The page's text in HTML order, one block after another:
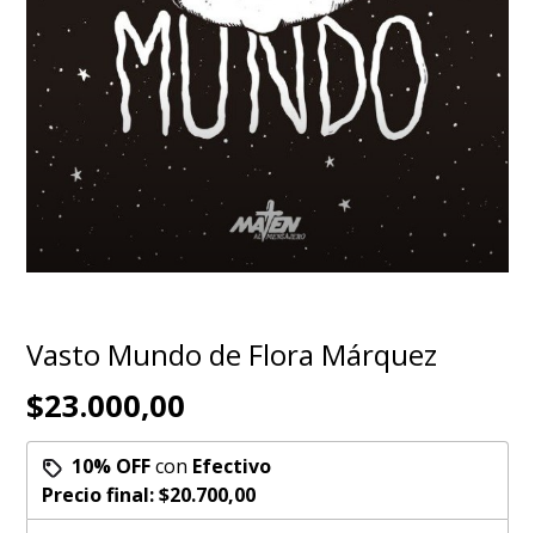
Vasto Mundo de Flora Márquez
$23.000,00
10% OFFcon Efectivo
Precio final:$20.700,00